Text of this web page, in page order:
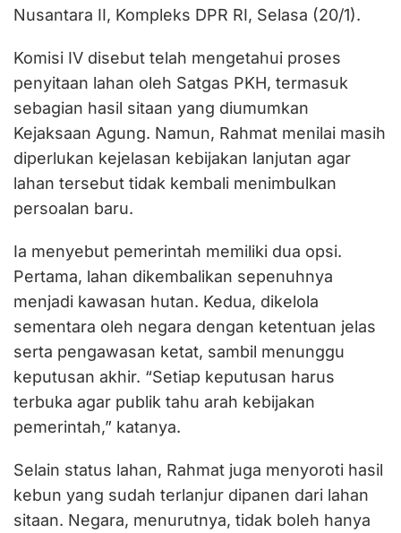
Nusantara II, Kompleks DPR RI, Selasa (20/1).
Komisi IV disebut telah mengetahui proses
penyitaan lahan oleh Satgas PKH, termasuk
sebagian hasil sitaan yang diumumkan
Kejaksaan Agung. Namun, Rahmat menilai masih
diperlukan kejelasan kebijakan lanjutan agar
lahan tersebut tidak kembali menimbulkan
persoalan baru.
Ia menyebut pemerintah memiliki dua opsi.
Pertama, lahan dikembalikan sepenuhnya
menjadi kawasan hutan. Kedua, dikelola
sementara oleh negara dengan ketentuan jelas
serta pengawasan ketat, sambil menunggu
keputusan akhir. “Setiap keputusan harus
terbuka agar publik tahu arah kebijakan
pemerintah,” katanya.
Selain status lahan, Rahmat juga menyoroti hasil
kebun yang sudah terlanjur dipanen dari lahan
sitaan. Negara, menurutnya, tidak boleh hanya